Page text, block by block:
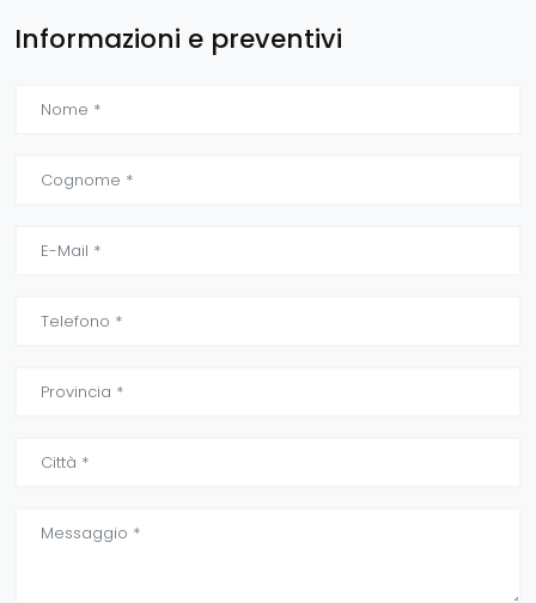
Informazioni e preventivi